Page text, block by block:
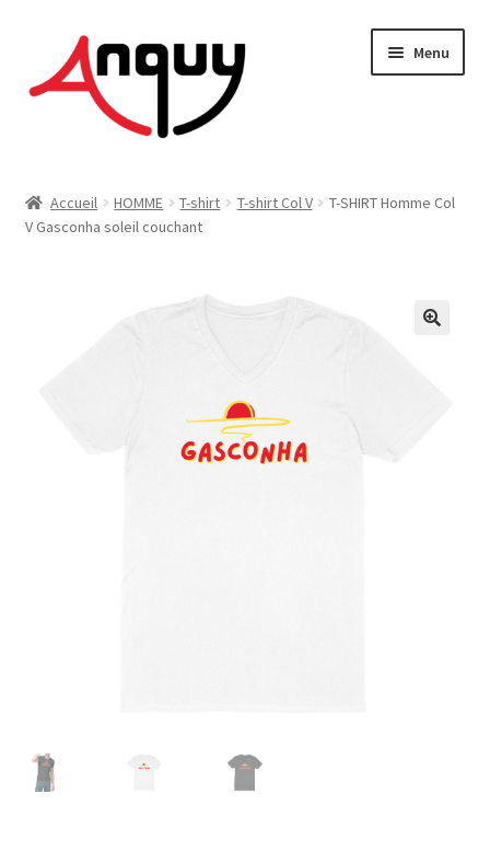
la
contenu
Menu
HOMME
Accueil HOMME T-shirt T-shirt Col V
T-SHIRT Homme Col
V Gasconha soleil couchant